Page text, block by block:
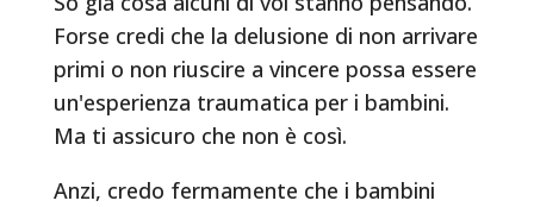
Forse credi che la delusione di non arrivare
primi o non riuscire a vincere possa essere
un'esperienza traumatica per i bambini.
Ma ti assicuro che non è così.
Anzi, credo fermamente che i bambini